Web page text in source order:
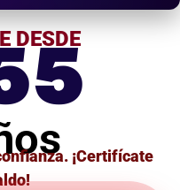
DESDE
¡Certifícate